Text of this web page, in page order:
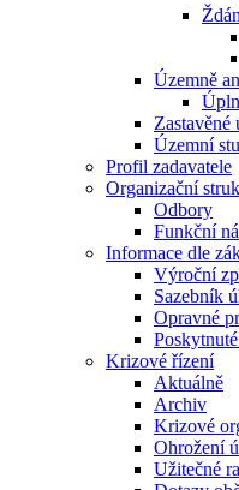
Územně
Zastavěné
Územní
Profil zadavatele
Organizační
Odbory
Funkční
Informace dle
Výroční
Sazebník
Opravné
Krizové řízení
Aktuálně
Archiv
Krizové
Ohrožení
Užitečné